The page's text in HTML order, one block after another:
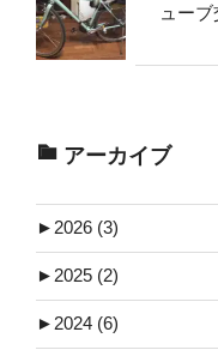
ュー
アーカイブ
► 2026 (3)
► 2025 (2)
► 2024 (6)